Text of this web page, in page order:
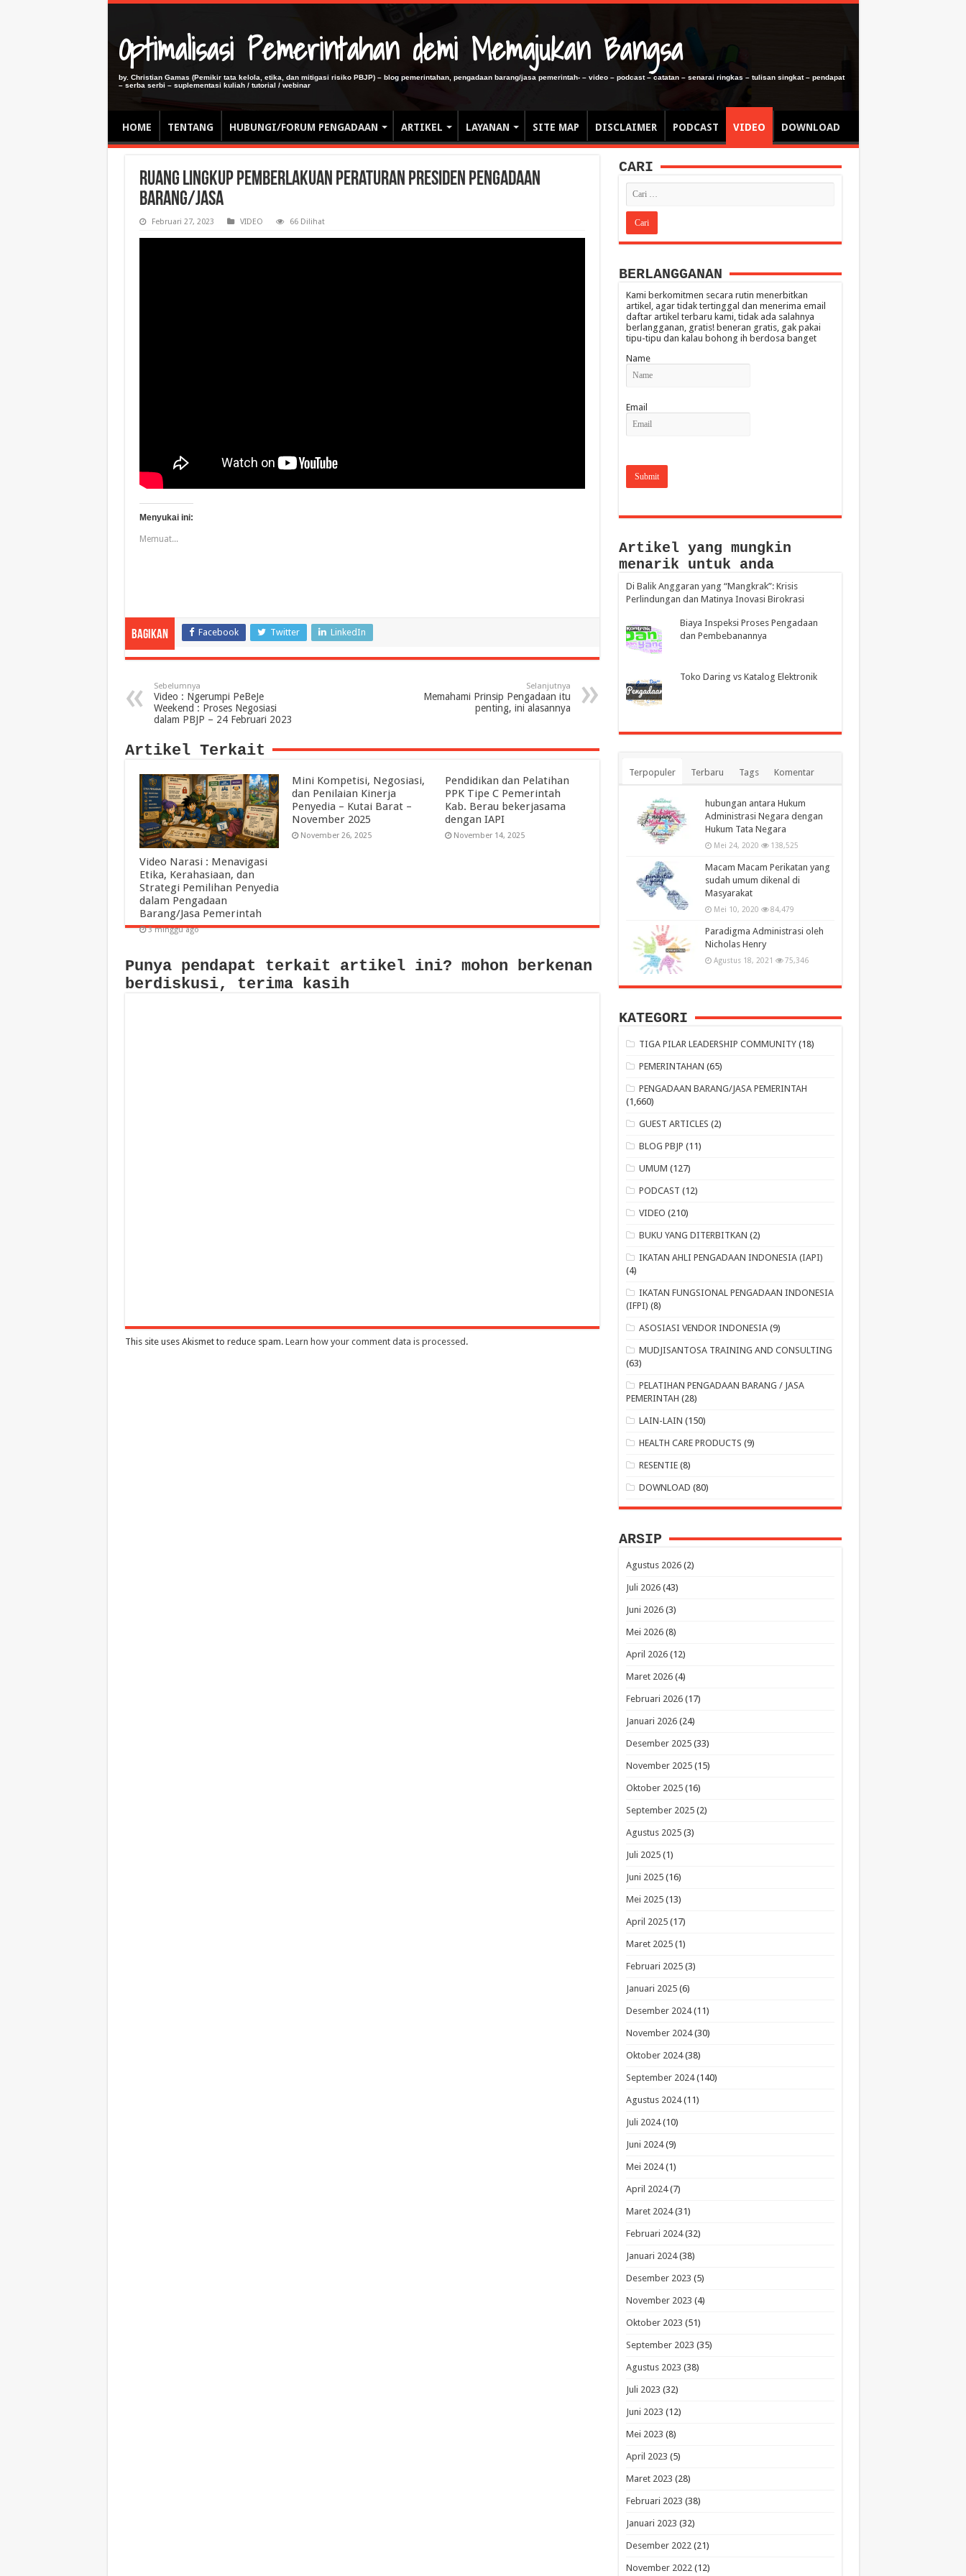
Optimalisasi Pemerintahan demi Memajukan Bangsa
by. Christian Gamas (Pemikir tata kelola, etika, dan mitigasi risiko PBJP) – blog pemerintahan, pengadaan barang/jasa pemerintah- – video – podcast – catatan – senarai ringkas – tulisan singkat – pendapat
– serba serbi – suplementasi kuliah / tutorial / webinar
HOME TENTANG HUBUNGI/FORUM PENGADAAN ARTIKEL LAYANAN SITE MAP DISCLAIMER PODCAST VIDEO DOWNLOAD
Ruang lingkup pemberlakuan Peraturan Presiden Pengadaan
Barang/Jasa
Februari 27, 2023 VIDEO 66 Dilihat
Menyukai ini:
Memuat...
Bagikan Facebook Twitter LinkedIn
Sebelumnya
Video : Ngerumpi PeBeJe
Weekend : Proses Negosiasi
dalam PBJP – 24 Februari 2023
Selanjutnya
Memahami Prinsip Pengadaan itu
penting, ini alasannya
Artikel Terkait
Video Narasi : Menavigasi
Etika, Kerahasiaan, dan
Strategi Pemilihan Penyedia
dalam Pengadaan
Barang/Jasa Pemerintah
3 minggu ago
Mini Kompetisi, Negosiasi,
dan Penilaian Kinerja
Penyedia – Kutai Barat –
November 2025
November 26, 2025
Pendidikan dan Pelatihan
PPK Tipe C Pemerintah
Kab. Berau bekerjasama
dengan IAPI
November 14, 2025
Punya pendapat terkait artikel ini? mohon berkenan
berdiskusi, terima kasih
This site uses Akismet to reduce spam. Learn how your comment data is processed .
CARI
BERLANGGANAN
Kami berkomitmen secara rutin menerbitkan
artikel, agar tidak tertinggal dan menerima email
daftar artikel terbaru kami, tidak ada salahnya
berlangganan, gratis! beneran gratis, gak pakai
tipu-tipu dan kalau bohong ih berdosa banget
Name
Email
Artikel yang mungkin
menarik untuk anda
​Di Balik Anggaran yang “Mangkrak”: Krisis
Perlindungan dan Matinya Inovasi Birokrasi
Biaya Inspeksi Proses Pengadaan
dan Pembebanannya
Toko Daring vs Katalog Elektronik
Terpopuler Terbaru Tags Komentar
hubungan antara Hukum
Administrasi Negara dengan
Hukum Tata Negara
Mei 24, 2020 138,525
Macam Macam Perikatan yang
sudah umum dikenal di
Masyarakat
Mei 10, 2020 84,479
Paradigma Administrasi oleh
Nicholas Henry
Agustus 18, 2021 75,346
KATEGORI
TIGA PILAR LEADERSHIP COMMUNITY (18)
PEMERINTAHAN (65)
PENGADAAN BARANG/JASA PEMERINTAH
(1,660)
GUEST ARTICLES (2)
BLOG PBJP (11)
UMUM (127)
PODCAST (12)
VIDEO (210)
BUKU YANG DITERBITKAN (2)
IKATAN AHLI PENGADAAN INDONESIA (IAPI)
(4)
IKATAN FUNGSIONAL PENGADAAN INDONESIA
(IFPI) (8)
ASOSIASI VENDOR INDONESIA (9)
MUDJISANTOSA TRAINING AND CONSULTING
(63)
PELATIHAN PENGADAAN BARANG / JASA
PEMERINTAH (28)
LAIN-LAIN (150)
HEALTH CARE PRODUCTS (9)
RESENTIE (8)
DOWNLOAD (80)
ARSIP
Agustus 2026(2)
Juli 2026(43)
Juni 2026(3)
Mei 2026(8)
April 2026(12)
Maret 2026(4)
Februari 2026(17)
Januari 2026(24)
Desember 2025(33)
November 2025(15)
Oktober 2025(16)
September 2025(2)
Agustus 2025(3)
Juli 2025(1)
Juni 2025(16)
Mei 2025(13)
April 2025(17)
Maret 2025(1)
Februari 2025(3)
Januari 2025(6)
Desember 2024(11)
November 2024(30)
Oktober 2024(38)
September 2024(140)
Agustus 2024(11)
Juli 2024(10)
Juni 2024(9)
Mei 2024(1)
April 2024(7)
Maret 2024(31)
Februari 2024(32)
Januari 2024(38)
Desember 2023 (5)
November 2023 (4)
Oktober 2023 (51)
September 2023 (35)
Agustus 2023 (38)
Juli 2023 (32)
Juni 2023 (12)
Mei 2023 (8)
April 2023 (5)
Maret 2023 (28)
Februari 2023 (38)
Januari 2023 (32)
Desember 2022(21)
November 2022(12)